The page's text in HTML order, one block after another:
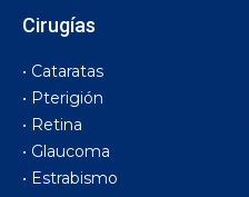
Cirugías
• Cataratas
• Pterigión
• Retina
• Glaucoma
• Estrabismo